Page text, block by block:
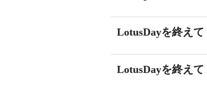
LotusDayを終えて
LotusDayを終えて